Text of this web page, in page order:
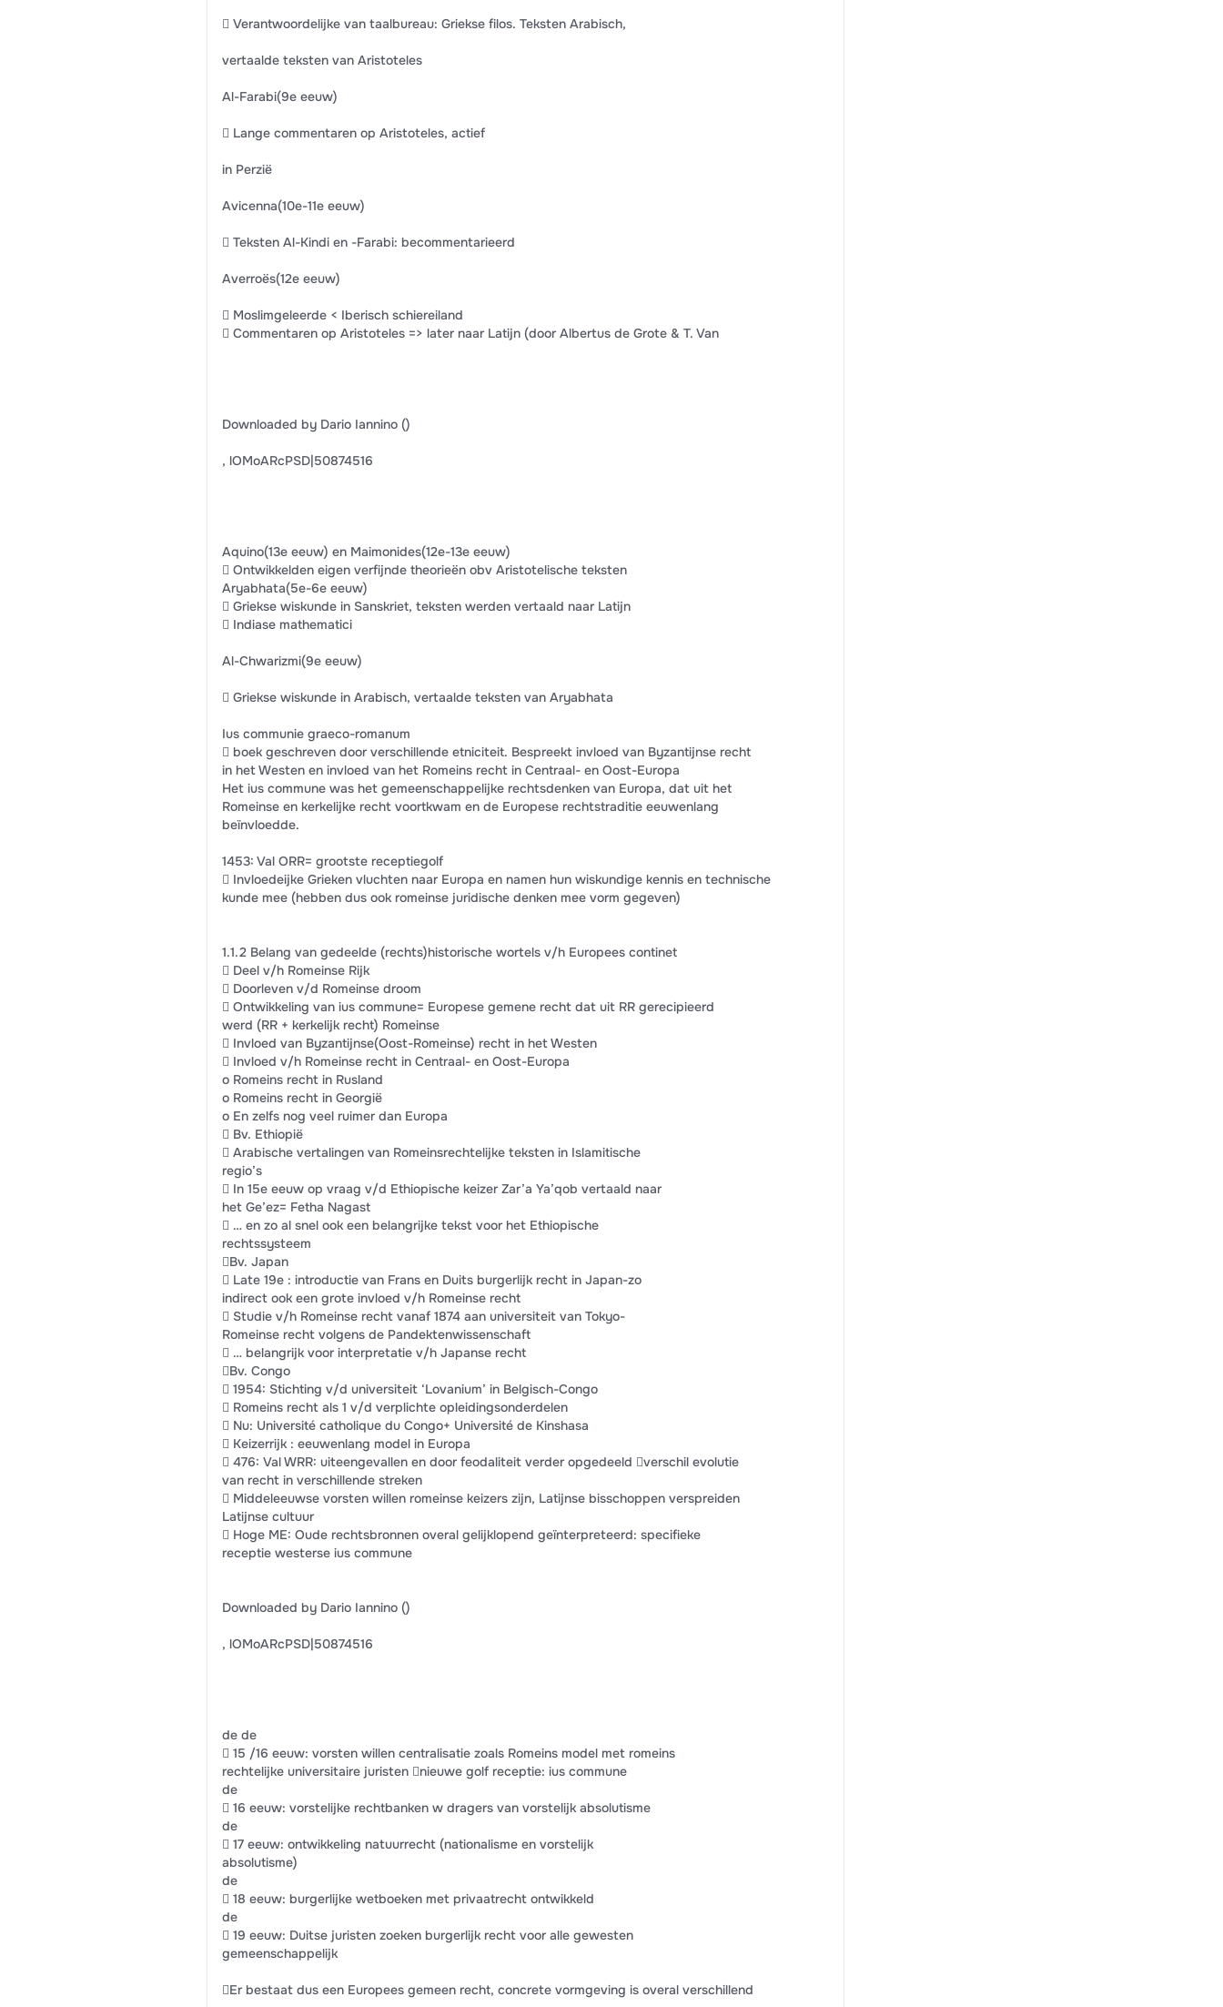
 Verantwoordelijke van taalbureau: Griekse filos. Teksten Arabisch,
vertaalde teksten van Aristoteles
Al-Farabi(9e eeuw)
 Lange commentaren op Aristoteles, actief
in Perzië
Avicenna(10e-11e eeuw)
 Teksten Al-Kindi en -Farabi: becommentarieerd
Averroës(12e eeuw)
 Moslimgeleerde < Iberisch schiereiland
 Commentaren op Aristoteles => later naar Latijn (door Albertus de Grote & T. Van
Downloaded by Dario Iannino ()
, lOMoARcPSD|50874516
Aquino(13e eeuw) en Maimonides(12e-13e eeuw)
 Ontwikkelden eigen verfijnde theorieën obv Aristotelische teksten
Aryabhata(5e-6e eeuw)
 Griekse wiskunde in Sanskriet, teksten werden vertaald naar Latijn
 Indiase mathematici
Al-Chwarizmi(9e eeuw)
 Griekse wiskunde in Arabisch, vertaalde teksten van Aryabhata
Ius communie graeco-romanum
 boek geschreven door verschillende etniciteit. Bespreekt invloed van Byzantijnse recht
in het Westen en invloed van het Romeins recht in Centraal- en Oost-Europa
Het ius commune was het gemeenschappelijke rechtsdenken van Europa, dat uit het
Romeinse en kerkelijke recht voortkwam en de Europese rechtstraditie eeuwenlang
beïnvloedde.
1453: Val ORR= grootste receptiegolf
 Invloedeijke Grieken vluchten naar Europa en namen hun wiskundige kennis en technische
kunde mee (hebben dus ook romeinse juridische denken mee vorm gegeven)
1.1.2 Belang van gedeelde (rechts)historische wortels v/h Europees continet
 Deel v/h Romeinse Rijk
 Doorleven v/d Romeinse droom
 Ontwikkeling van ius commune= Europese gemene recht dat uit RR gerecipieerd
werd (RR + kerkelijk recht) Romeinse
 Invloed van Byzantijnse(Oost-Romeinse) recht in het Westen
 Invloed v/h Romeinse recht in Centraal- en Oost-Europa
o Romeins recht in Rusland
o Romeins recht in Georgië
o En zelfs nog veel ruimer dan Europa
 Bv. Ethiopië
 Arabische vertalingen van Romeinsrechtelijke teksten in Islamitische
regio’s
 In 15e eeuw op vraag v/d Ethiopische keizer Zar’a Ya’qob vertaald naar
het Ge’ez= Fetha Nagast
 … en zo al snel ook een belangrijke tekst voor het Ethiopische
rechtssysteem
Bv. Japan
 Late 19e : introductie van Frans en Duits burgerlijk recht in Japan-zo
indirect ook een grote invloed v/h Romeinse recht
 Studie v/h Romeinse recht vanaf 1874 aan universiteit van Tokyo-
Romeinse recht volgens de Pandektenwissenschaft
 … belangrijk voor interpretatie v/h Japanse recht
Bv. Congo
 1954: Stichting v/d universiteit ‘Lovanium’ in Belgisch-Congo
 Romeins recht als 1 v/d verplichte opleidingsonderdelen
 Nu: Université catholique du Congo+ Université de Kinshasa
 Keizerrijk : eeuwenlang model in Europa
 476: Val WRR: uiteengevallen en door feodaliteit verder opgedeeld verschil evolutie
van recht in verschillende streken
 Middeleeuwse vorsten willen romeinse keizers zijn, Latijnse bisschoppen verspreiden
Latijnse cultuur
 Hoge ME: Oude rechtsbronnen overal gelijklopend geïnterpreteerd: specifieke
receptie westerse ius commune
Downloaded by Dario Iannino ()
, lOMoARcPSD|50874516
de de
 15 /16 eeuw: vorsten willen centralisatie zoals Romeins model met romeins
rechtelijke universitaire juristen nieuwe golf receptie: ius commune
de
 16 eeuw: vorstelijke rechtbanken w dragers van vorstelijk absolutisme
de
 17 eeuw: ontwikkeling natuurrecht (nationalisme en vorstelijk
absolutisme)
de
 18 eeuw: burgerlijke wetboeken met privaatrecht ontwikkeld
de
 19 eeuw: Duitse juristen zoeken burgerlijk recht voor alle gewesten
gemeenschappelijk
Er bestaat dus een Europees gemeen recht, concrete vormgeving is overal verschillend